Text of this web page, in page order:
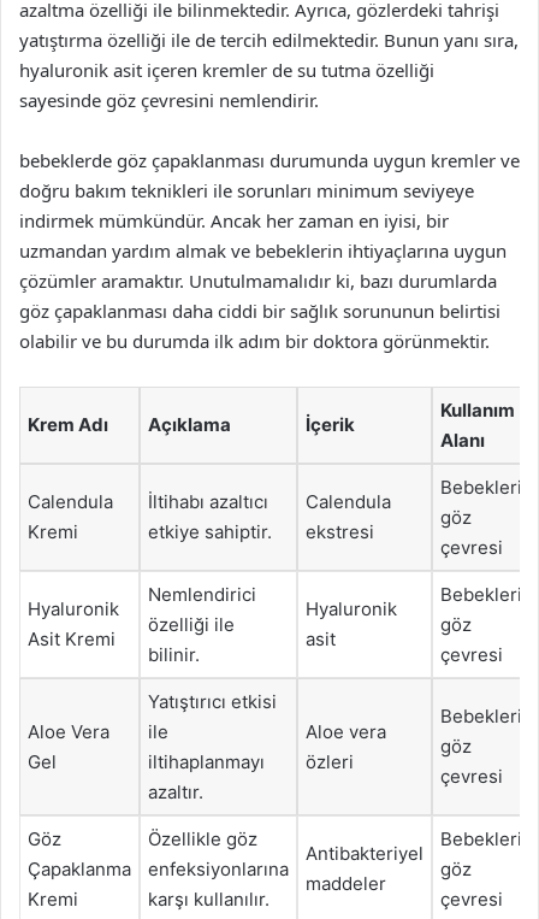
azaltma özelliği ile bilinmektedir. Ayrıca, gözlerdeki tahrişi
yatıştırma özelliği ile de tercih edilmektedir. Bunun yanı sıra,
hyaluronik asit içeren kremler de su tutma özelliği
sayesinde göz çevresini nemlendirir.
bebeklerde göz çapaklanması durumunda uygun kremler ve
doğru bakım teknikleri ile sorunları minimum seviyeye
indirmek mümkündür. Ancak her zaman en iyisi, bir
uzmandan yardım almak ve bebeklerin ihtiyaçlarına uygun
çözümler aramaktır. Unutulmamalıdır ki, bazı durumlarda
göz çapaklanması daha ciddi bir sağlık sorununun belirtisi
olabilir ve bu durumda ilk adım bir doktora görünmektir.
Krem Adı Açıklama İçerik
Kullanım
Alanı
Calendula
Kremi
İltihabı azaltıcı
etkiye sahiptir.
Calendula
ekstresi
Bebeklerin
göz
çevresi
Hyaluronik
Asit Kremi
Nemlendirici
özelliği ile
bilinir.
Hyaluronik
asit
Bebeklerin
göz
çevresi
Aloe Vera
Gel
Yatıştırıcı etkisi
ile
iltihaplanmayı
azaltır.
Aloe vera
özleri
Bebeklerin
göz
çevresi
Göz
Çapaklanma
Kremi
Özellikle göz
enfeksiyonlarına
karşı kullanılır.
Antibakteriyel
maddeler
Bebeklerin
göz
çevresi